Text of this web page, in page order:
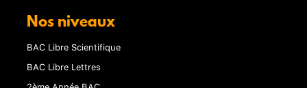
Nos niveaux
BAC Libre Scientifique
BAC Libre Lettres